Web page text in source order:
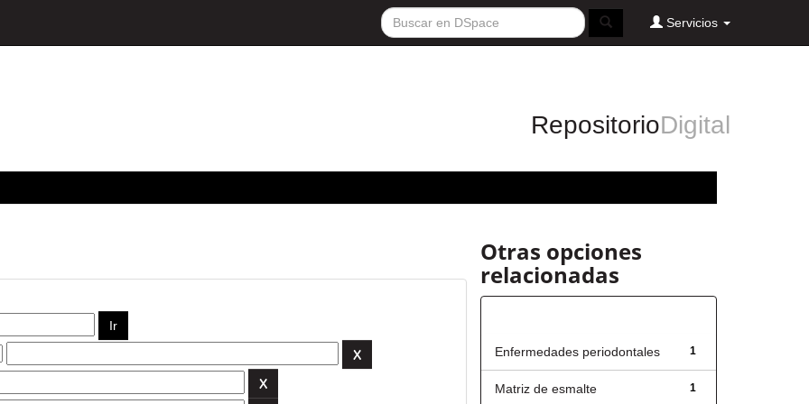
Servicios
RepositorioDigital
Otras opciones
relacionadas
1
Enfermedades periodontales
1
Matriz de esmalte